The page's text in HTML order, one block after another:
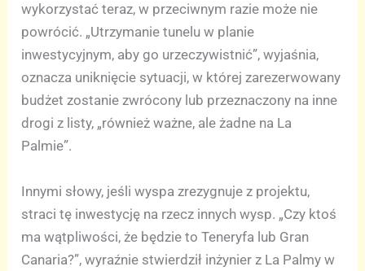
wykorzystać teraz, w przeciwnym razie może nie
powrócić. „Utrzymanie tunelu w planie
inwestycyjnym, aby go urzeczywistnić”, wyjaśnia,
oznacza uniknięcie sytuacji, w której zarezerwowany
budżet zostanie zwrócony lub przeznaczony na inne
drogi z listy, „również ważne, ale żadne na La
Palmie”.
Innymi słowy, jeśli wyspa zrezygnuje z projektu,
straci tę inwestycję na rzecz innych wysp. „Czy ktoś
ma wątpliwości, że będzie to Teneryfa lub Gran
Canaria?”, wyraźnie stwierdził inżynier z La Palmy w